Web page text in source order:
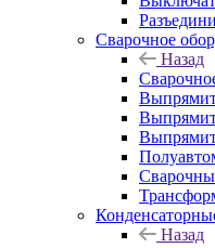
Сварочное
Назад
Назад